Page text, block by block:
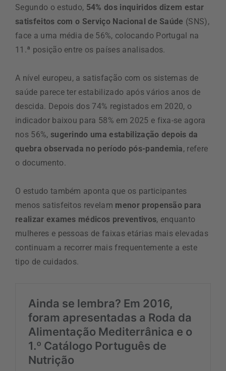
Segundo o estudo, 54% dos inquiridos dizem estar
satisfeitos com o Serviço Nacional de Saúde (SNS),
face a uma média de 56%, colocando Portugal na
11.ª posição entre os países analisados.
A nível europeu, a satisfação com os sistemas de
saúde parece ter estabilizado após vários anos de
descida. Depois dos 74% registados em 2020, o
indicador baixou para 58% em 2025 e fixa-se agora
nos 56%, sugerindo uma estabilização depois da
quebra observada no período pós-pandemia, refere
o documento.
O estudo também aponta que os participantes
menos satisfeitos revelam menor propensão para
realizar exames médicos preventivos, enquanto
mulheres e pessoas de faixas etárias mais elevadas
continuam a recorrer mais frequentemente a este
tipo de cuidados.